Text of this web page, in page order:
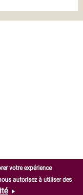
Tous droits
votre expérience
autorisez à utiliser des